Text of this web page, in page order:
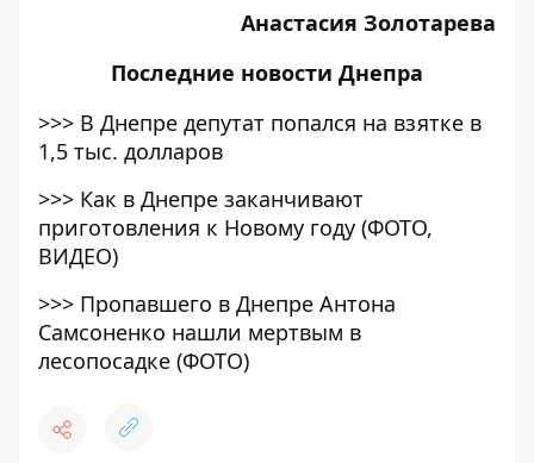
Анастасия Золотарева
Последние новости Днепра
>>> В Днепре депутат попался на взятке в
1,5 тыс. долларов
>>> Как в Днепре заканчивают
приготовления к Новому году (ФОТО,
ВИДЕО)
>>> Пропавшего в Днепре Антона
Самсоненко нашли мертвым в
лесопосадке (ФОТО)